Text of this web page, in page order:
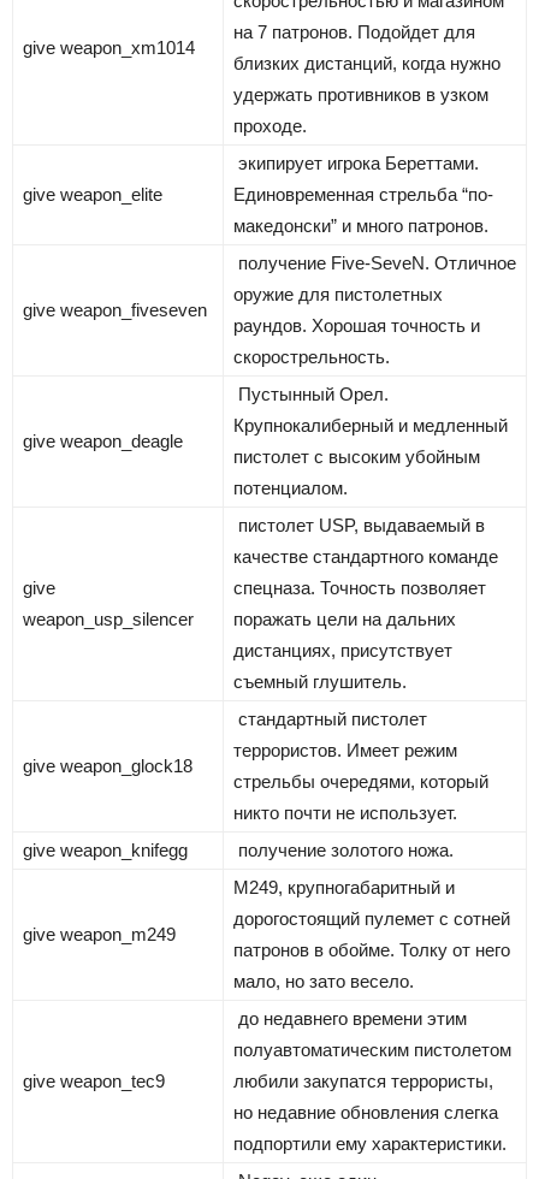
give weapon_xm1014
на 7 патронов. Подойдет для
близких дистанций, когда нужно
удержать противников в узком
проходе.
give weapon_elite
экипирует игрока Береттами.
Единовременная стрельба “по-
македонски” и много патронов.
give weapon_fiveseven
получение Five-SeveN. Отличное
оружие для пистолетных
раундов. Хорошая точность и
скорострельность.
give weapon_deagle
Пустынный Орел.
Крупнокалиберный и медленный
пистолет с высоким убойным
потенциалом.
give
weapon_usp_silencer
пистолет USP, выдаваемый в
качестве стандартного команде
спецназа. Точность позволяет
поражать цели на дальних
дистанциях, присутствует
съемный глушитель.
give weapon_glock18
стандартный пистолет
террористов. Имеет режим
стрельбы очередями, который
никто почти не использует.
give weapon_knifegg
получение золотого ножа.
give weapon_m249
M249, крупногабаритный и
дорогостоящий пулемет с сотней
патронов в обойме. Толку от него
мало, но зато весело.
give weapon_tec9
до недавнего времени этим
полуавтоматическим пистолетом
любили закупатся террористы,
но недавние обновления слегка
подпортили ему характеристики.